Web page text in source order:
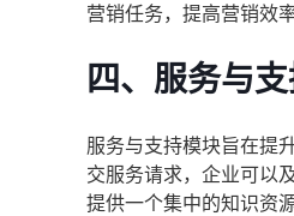
营销任务，提高营销效
四、服务与
服务与支持模块旨在提
交服务请求，企业可以
提供一个集中的知识资